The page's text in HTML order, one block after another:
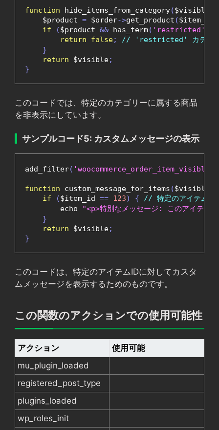
function hide_items_from_category($visible
    $product
= $order->get_product ($item_id
if
($product && has_term( 'restricted'
return
false;
// 'restricted' カテゴリ
}
return $visible;
}
このコードでは、特定のカテゴリーに属する商品
を非表示にしています。
サンプルコード5: カスタムメッセージの表示
add_filter( 'woocommerce_order_item_visible'
function custom_message_for_items ($visible
if
($item_id == 123) {
// 特定のアイテムID
        echo
"<p>特別なメッセージ: このアイテム
}
return $visible;
}
このコードは、特定のアイテムIDに対してカスタ
ムメッセージを表示するためのものです。
この関数のアクションでの使用可能性
アクション
使用可能
mu_plugin_loaded
registered_post_type
plugins_loaded
wp_roles_init